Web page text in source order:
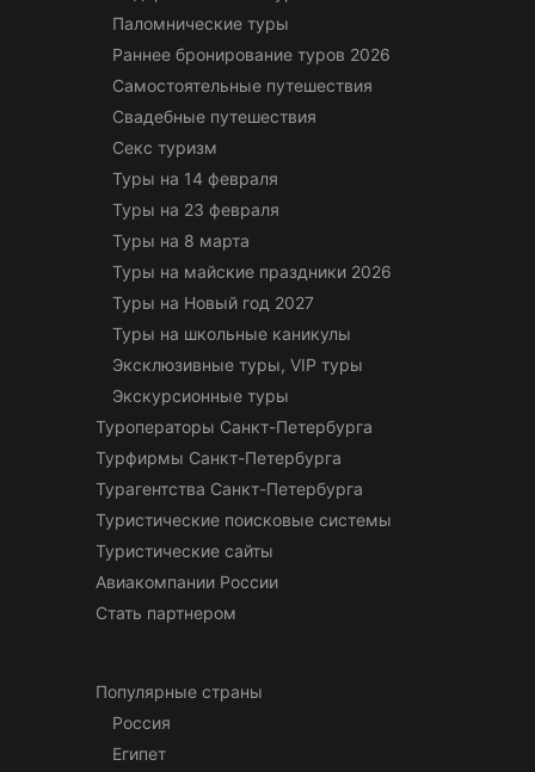
Паломнические туры
Раннее бронирование туров 2026
Самостоятельные путешествия
Свадебные путешествия
Секс туризм
Туры на 14 февраля
Туры на 23 февраля
Туры на 8 марта
Туры на майские праздники 2026
Туры на Новый год 2027
Туры на школьные каникулы
Эксклюзивные туры, VIP туры
Экскурсионные туры
Туроператоры Санкт-Петербурга
Турфирмы Санкт-Петербурга
Турагентства Санкт-Петербурга
Туристические поисковые системы
Туристические сайты
Авиакомпании России
Стать партнером
Популярные страны
Россия
Египет